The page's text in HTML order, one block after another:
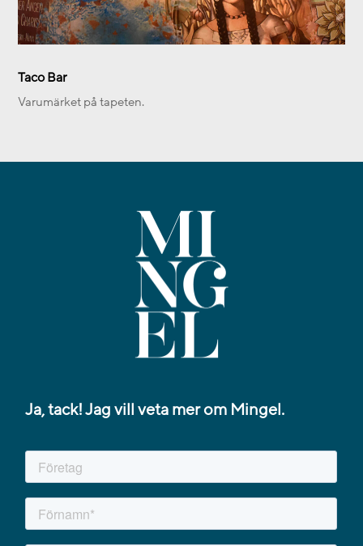
Taco Bar
Varumärket på tapeten.
Ja, tack! Jag vill veta mer om Mingel.